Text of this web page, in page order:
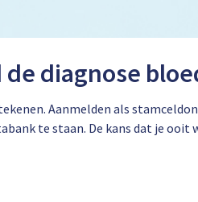
diagnose
Aanmelden als
te staan. De kans dat je